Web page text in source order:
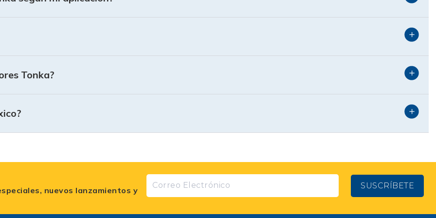
los generadores Tonka mantienen un suministro eléctrico estable incluso bajo carga continua. Esto protege
como el G10000E incluyen ruedas y manijas sólidas, haciendo más fácil moverlos, y que el panel de
su silencio y eficiencia.
de un respaldo profesional.
te puede orientar por WhatsApp o teléfono para ayudarte a seleccionar el generador Tonka ideal
Tonka?
nuevos lanzamientos y
SUSCRÍBETE